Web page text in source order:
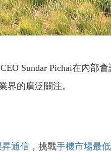
Sundar Pichai在內部
界的廣泛關注。
通信 ，挑戰手機市場最